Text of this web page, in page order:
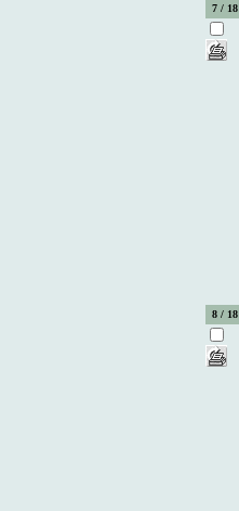
7 / 18
8 / 18